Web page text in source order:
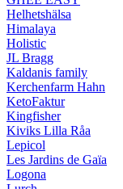
Helhetshälsa
Himalaya
Holistic
JL Bragg
Kaldanis family
Kerchenfarm Hahn
KetoFaktur
Kingfisher
Kiviks Lilla Råa
Lepicol
Les Jardins de Gaïa
Logona